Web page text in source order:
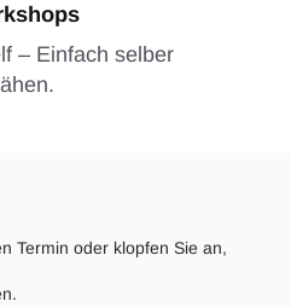
– Einfach selber
Termin oder klopfen Sie an,